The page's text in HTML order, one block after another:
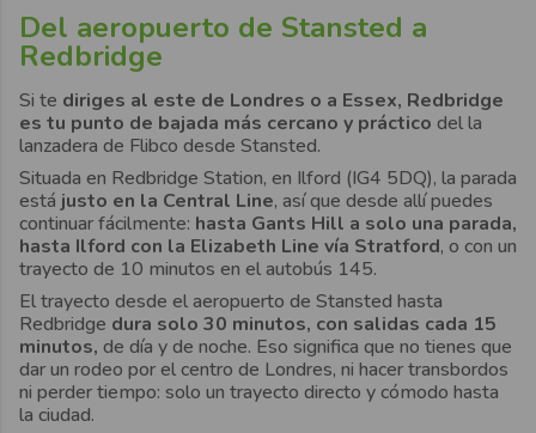
Del aeropuerto de Stansted a
Redbridge
Si te diriges al este de Londres o a Essex, Redbridge
es tu punto de bajada más cercano y práctico del la
lanzadera de Flibco desde Stansted.
Situada en Redbridge Station, en Ilford (IG4 5DQ), la parada
está justo en la Central Line, así que desde allí puedes
continuar fácilmente: hasta Gants Hill a solo una parada,
hasta Ilford con la Elizabeth Line vía Stratford, o con un
trayecto de 10 minutos en el autobús 145.
El trayecto desde el aeropuerto de Stansted hasta
Redbridge dura solo 30 minutos, con salidas cada 15
minutos, de día y de noche. Eso significa que no tienes que
dar un rodeo por el centro de Londres, ni hacer transbordos
ni perder tiempo: solo un trayecto directo y cómodo hasta
la ciudad.